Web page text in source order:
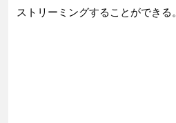
ストリーミングすることができる。